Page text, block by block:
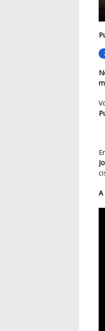
Notre partenaire VEO lance « People’s Puskas » 25, le prix du plus beau but amateur du